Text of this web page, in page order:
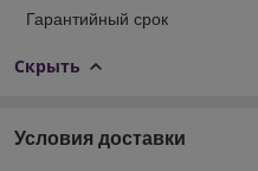
Гарантийный срок
Скрыть
Условия доставки